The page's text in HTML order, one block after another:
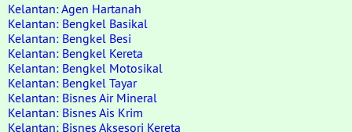
Kelantan: Agen Hartanah
Kelantan: Bengkel Basikal
Kelantan: Bengkel Besi
Kelantan: Bengkel Kereta
Kelantan: Bengkel Motosikal
Kelantan: Bengkel Tayar
Kelantan: Bisnes Air Mineral
Kelantan: Bisnes Ais Krim
Kelantan: Bisnes Aksesori Kereta